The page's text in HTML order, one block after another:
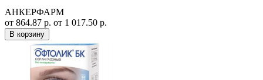
АНКЕРФАРМ
от 864.87 р. от 1 017.50 р.
В корзину